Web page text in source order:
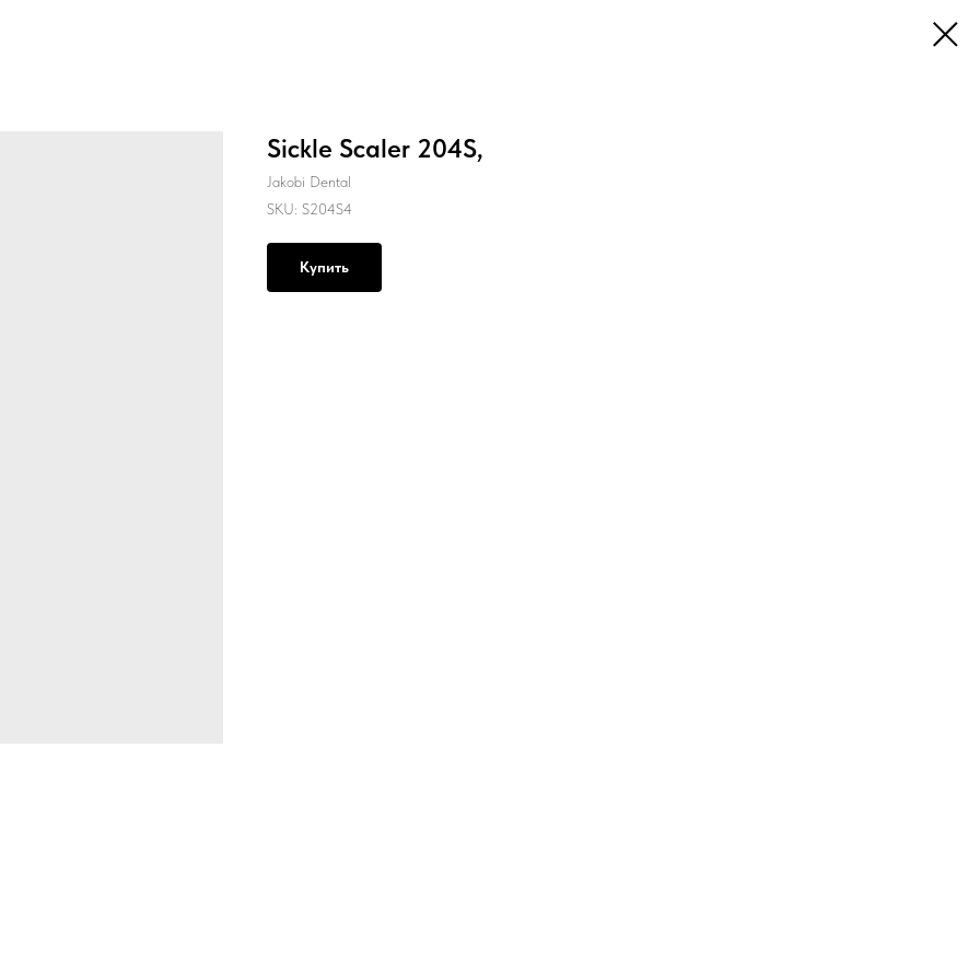
Sickle Scaler 204S,
Jakobi Dental
SKU: S204S4
Купить